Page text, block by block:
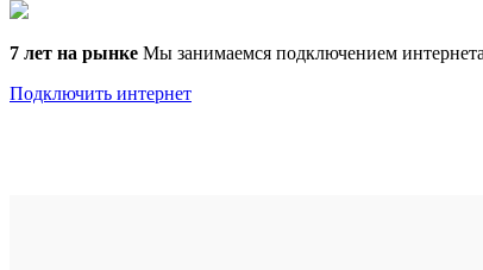
7 лет на рынке Мы занимаемся подключением
Подключить интернет